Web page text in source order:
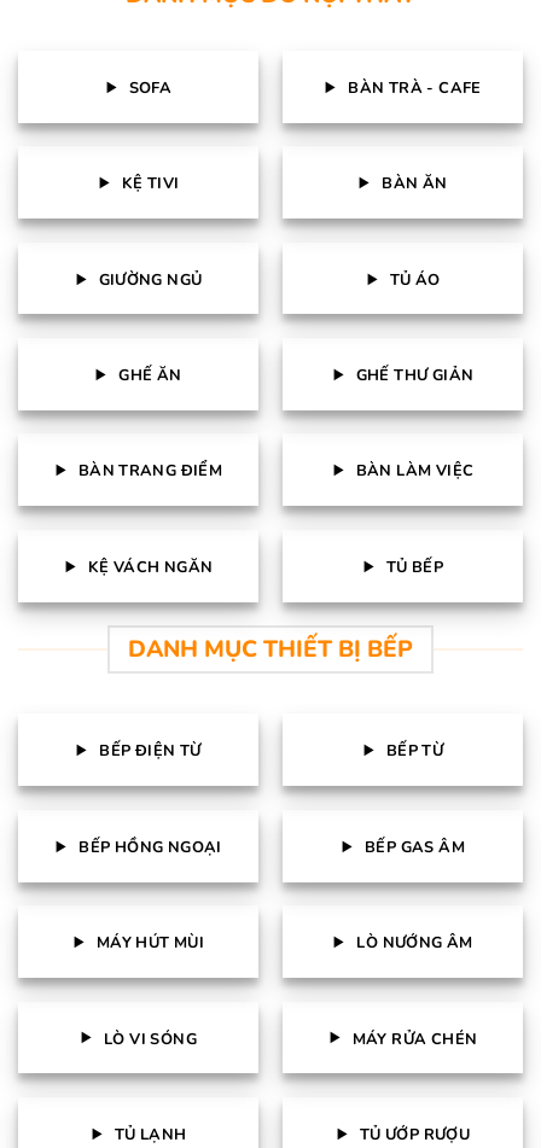
SOFA BÀN TRÀ - CAFE
KỆ TIVI BÀN ĂN
GIƯỜNG NGỦ TỦ ÁO
GHẾ ĂN GHẾ THƯ GIẢN
BÀN TRANG ĐIỂM BÀN LÀM VIỆC
KỆ VÁCH NGĂN TỦ BẾP
DANH MỤC THIẾT BỊ BẾP
BẾP ĐIỆN TỪ BẾP TỪ
BẾP HỒNG NGOẠI BẾP GAS ÂM
MÁY HÚT MÙI LÒ NƯỚNG ÂM
LÒ VI SÓNG MÁY RỬA CHÉN
TỦ LẠNH TỦ ƯỚP RƯỢU